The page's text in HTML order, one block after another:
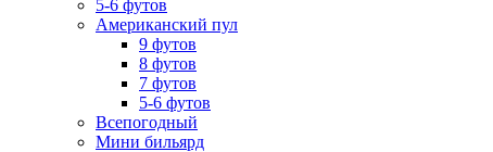
5-6 футов
Американский пул
9 футов
8 футов
7 футов
5-6 футов
Всепогодный
Мини бильярд